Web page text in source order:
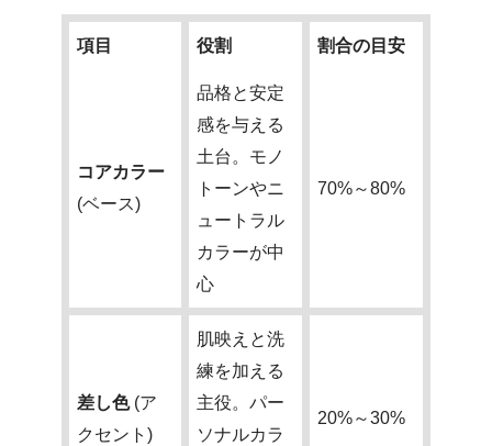
項目 役割 割合の目安
コアカラー
(ベース)
品格と安定
感を与える
土台。モノ
トーンやニ
ュートラル
カラーが中
心
70%～80%
差し色(ア
クセント)
肌映えと洗
練を加える
主役。パー
ソナルカラ
20%～30%